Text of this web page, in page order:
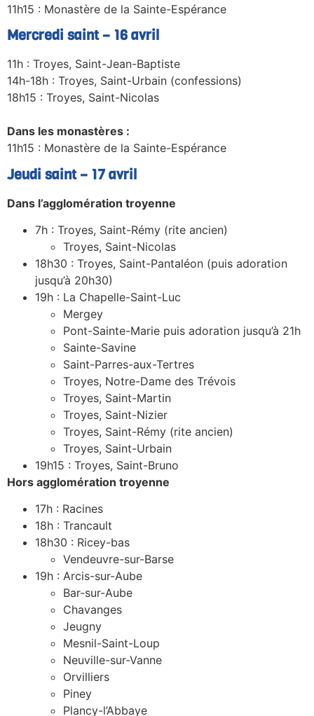
11h15 : Monastère de la Sainte-Espérance
Mercredi saint – 16 avril
11h : Troyes, Saint-Jean-Baptiste
14h-18h : Troyes, Saint-Urbain (confessions)
18h15 : Troyes, Saint-Nicolas
Dans les monastères :
11h15 : Monastère de la Sainte-Espérance
Jeudi saint – 17 avril
Dans l’agglomération troyenne
7h : Troyes, Saint-Rémy (rite ancien)
Troyes, Saint-Nicolas
18h30 : Troyes, Saint-Pantaléon (puis adoration
jusqu’à 20h30)
19h : La Chapelle-Saint-Luc
Mergey
Pont-Sainte-Marie puis adoration jusqu’à 21h
Sainte-Savine
Saint-Parres-aux-Tertres
Troyes, Notre-Dame des Trévois
Troyes, Saint-Martin
Troyes, Saint-Nizier
Troyes, Saint-Rémy (rite ancien)
Troyes, Saint-Urbain
19h15 : Troyes, Saint-Bruno
Hors agglomération troyenne
17h : Racines
18h : Trancault
18h30 : Ricey-bas
Vendeuvre-sur-Barse
19h : Arcis-sur-Aube
Bar-sur-Aube
Chavanges
Jeugny
Mesnil-Saint-Loup
Neuville-sur-Vanne
Orvilliers
Piney
Plancy-l’Abbaye